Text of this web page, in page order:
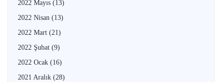
2022 Mayıs (13)
2022 Nisan (13)
2022 Mart (21)
2022 Şubat (9)
2022 Ocak (16)
2021 Aralık (28)